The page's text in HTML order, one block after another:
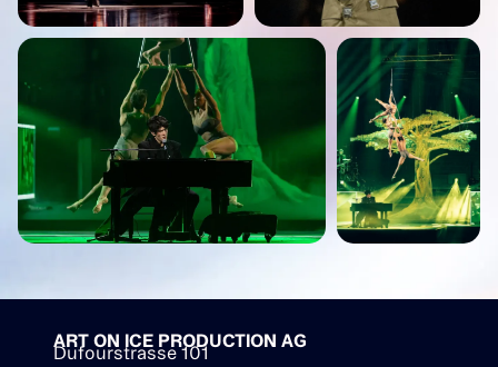
ART ON ICE PRODUCTION AG
Dufourstrasse 101